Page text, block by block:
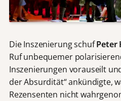
Die Inszenierung schufPeter
Ruf unbequemer
Inszenierungen vorauseilt
der Absurdität“ ankündigte,
Rezensenten nicht